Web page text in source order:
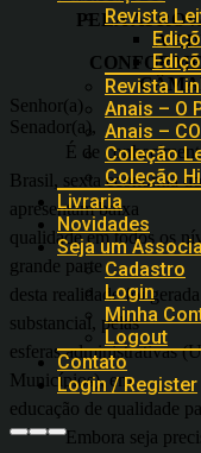
Revista
Revista
Anais – O
Anais –
Coleção
Coleção
Livraria
Novidades
Seja um
Cadastro
Login
Minha
Logout
Contato
Login / Register
PELA
A
Senhor(a)
Senador(a),
É de
Brasil, sexta economia
apresentam baixa
qualidade em todos os
grande parte
desta realidade foi
substancial, pelas
esferas administrativas
Municípios), em
educação de qualidade
Embora seja